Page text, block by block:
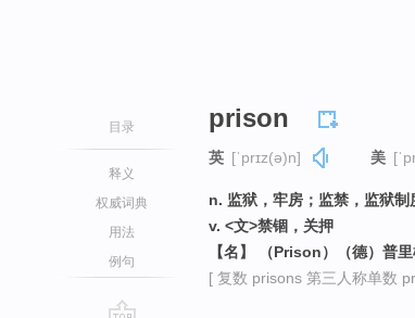
目录
释义
权威词典
用法
例句
prison
英 [ˈprɪz(ə)n] 美
n. 监狱，牢房；监禁，监狱
v. <文>禁锢，关押
【名】 （Prison）（德）普里
[ 复数 prisons 第三人称单数